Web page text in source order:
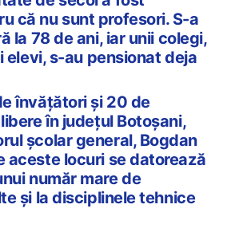
că nu sunt profesori. S-a
la 78 de ani, iar unii colegi,
elevi, s-au pensionat deja
învățători și 20 de
în județul Botoșani,
școlar general, Bogdan
aceste locuri se datorează
număr mare de
și la disciplinele tehnice